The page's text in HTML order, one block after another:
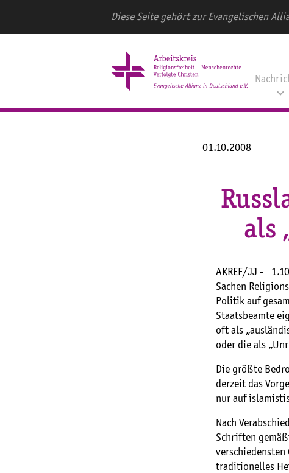
Diese Seite gehört zur Evangelischen
01.10.2008
als
AKREF/JJ -
Sachen
Politik auf
Staatsbeamte
oft als
oder die als
Die größte
derzeit das
nur auf
Nach
Schriften
traditionelles